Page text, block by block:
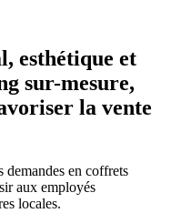
esthétique et
sur-mesure,
la vente
demandes en coffrets
aux employés
locales.